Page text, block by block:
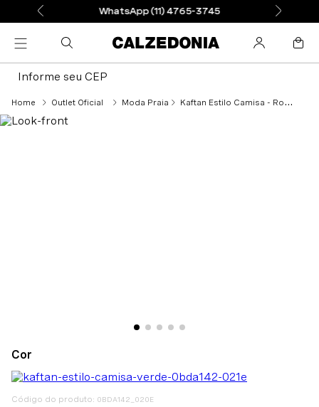
WhatsApp (11) 4765-3745
Informe seu CEP
Outlet Oficial Moda Praia Kaftan Estilo Camisa - Roxo
: 0BDA142_020E